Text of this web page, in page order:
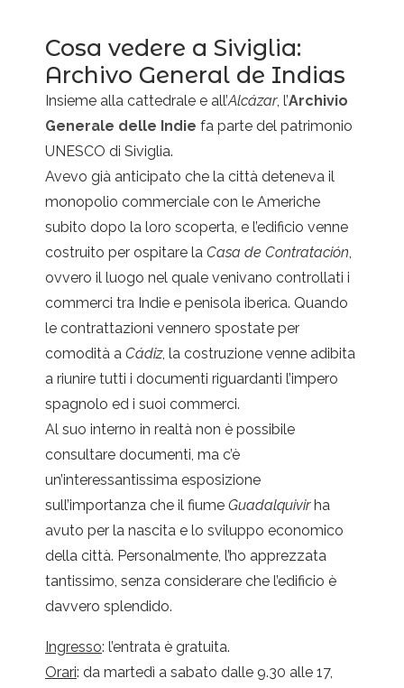
Cosa vedere a Siviglia:
Archivo General de Indias
Insieme alla cattedrale e all’Alcázar, l’Archivio
Generale delle Indie fa parte del patrimonio
UNESCO di Siviglia.
Avevo già anticipato che la città deteneva il
monopolio commerciale con le Americhe
subito dopo la loro scoperta, e l’edificio venne
costruito per ospitare la Casa de Contratación,
ovvero il luogo nel quale venivano controllati i
commerci tra Indie e penisola iberica. Quando
le contrattazioni vennero spostate per
comodità a Cádiz, la costruzione venne adibita
a riunire tutti i documenti riguardanti l’impero
spagnolo ed i suoi commerci.
Al suo interno in realtà non è possibile
consultare documenti, ma c’è
un’interessantissima esposizione
sull’importanza che il fiume Guadalquivirha
avuto per la nascita e lo sviluppo economico
della città. Personalmente, l’ho apprezzata
tantissimo, senza considerare che l’edificio è
davvero splendido.
Ingresso: l’entrata è gratuita.
Orari: da martedì a sabato dalle 9.30 alle 17,